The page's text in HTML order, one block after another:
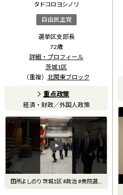
タドコロ ヨシノリ
自由民主党
選挙区支部長
72歳
詳細・プロフィール
茨城1区
（重複） 北関東ブロック
重点政策
経済・財政／外国人政策
田所よしのり 茨城1区 #政治 #衆院選 #
自民党